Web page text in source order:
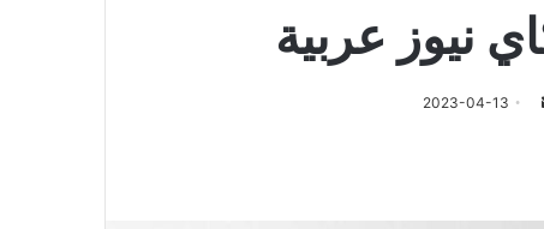
نيوز عربية
ب
2023-04-13